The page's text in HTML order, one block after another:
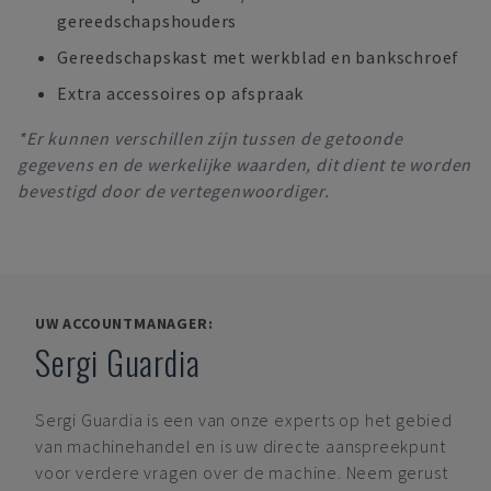
gereedschapshouders
Gereedschapskast met werkblad en bankschroef
Extra accessoires op afspraak
*Er kunnen verschillen zijn tussen de getoonde
gegevens en de werkelijke waarden, dit dient te worden
bevestigd door de vertegenwoordiger.
UW ACCOUNTMANAGER:
Sergi Guardia
Sergi Guardia is een van onze experts op het gebied
van machinehandel en is uw directe aanspreekpunt
voor verdere vragen over de machine. Neem gerust